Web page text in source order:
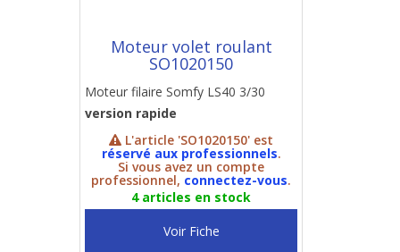
Moteur volet roulant
SO1020150
Moteur filaire Somfy LS40 3/30
version rapide
L'article 'SO1020150' est
réservé aux professionnels.
Si vous avez un compte
professionnel, connectez-vous.
4 articles en stock
Voir Fiche